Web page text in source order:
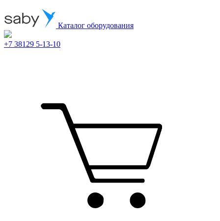
Каталог оборудования
+7 38129 5-13-10